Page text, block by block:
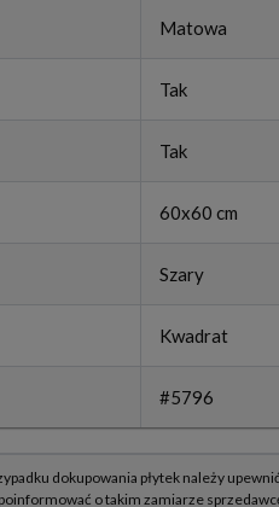
Matowa
Tak
Tak
60x60 cm
Szary
Kwadrat
#5796